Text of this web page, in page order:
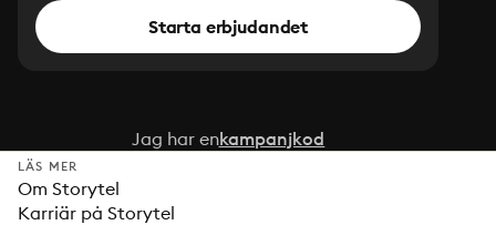
Starta erbjudandet
Jag har enkampanjkod
LÄS MER
Om Storytel
Karriär på Storytel